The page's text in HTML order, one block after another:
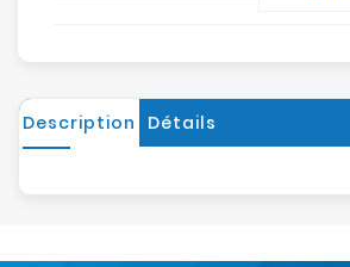
Description Détails